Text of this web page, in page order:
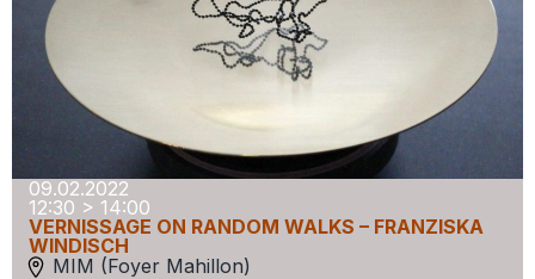
09.02.2022
12:30 > 14:00
VERNISSAGE ON RANDOM WALKS – FRANZISKA
WINDISCH
MIM (Foyer Mahillon)